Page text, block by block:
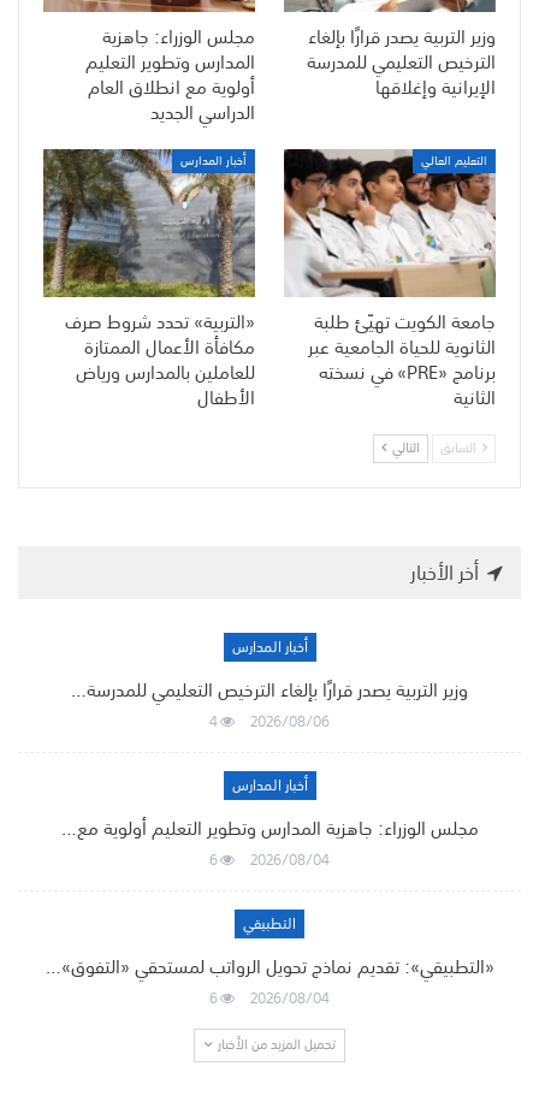
وزير التربية يصدر قرارًا بإلغاء
الترخيص التعليمي للمدرسة
الإيرانية وإغلاقها
مجلس الوزراء: جاهزية
المدارس وتطوير التعليم
أولوية مع انطلاق العام
الدراسي الجديد
التعليم العالي
جامعة الكويت تهيّئ طلبة
الثانوية للحياة الجامعية عبر
برنامج «PRE» في نسخته
الثانية
أخبار المدارس
«التربية» تحدد شروط صرف
مكافأة الأعمال الممتازة
للعاملين بالمدارس ورياض
الأطفال
السابق التالي
أخر الأخبار
أخبار المدارس
وزير التربية يصدر قرارًا بإلغاء الترخيص التعليمي للمدرسة…
2026/08/06
4
أخبار المدارس
مجلس الوزراء: جاهزية المدارس وتطوير التعليم أولوية مع…
2026/08/04
6
التطبيقي
«التطبيقي»: تقديم نماذج تحويل الرواتب لمستحقي «التفوق»…
2026/08/04
6
تحميل المزيد من الأخبار